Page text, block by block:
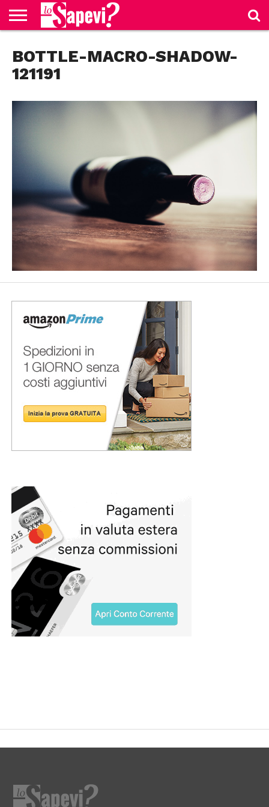
BENESSERE
GOSSIP
PRODOTTI
AMAZON
NEWS
CASA E
CUCINA
BOTTLE-MACRO-SHADOW-
121191